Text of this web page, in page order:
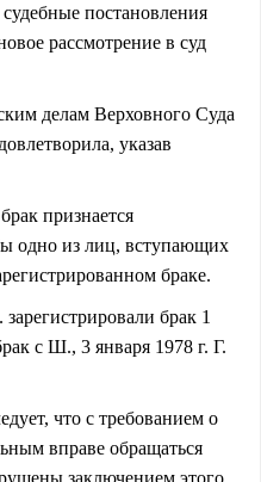
постановления
рассмотрение в суд
делам Верховного Суда
указав
брак признается
одно из лиц, вступающих
браке.
брак 1
с Ш., 3 января 1978 г. Г.
что с требованием о
вправе обращаться
заключением этого